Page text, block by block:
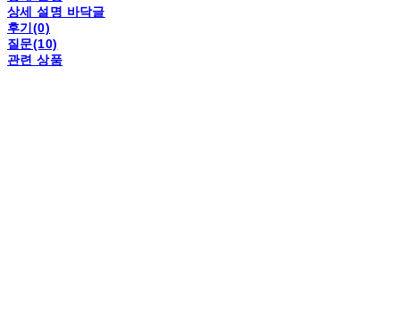
상세 설명 바닥글
후기(0)
질문(10)
관련 상품